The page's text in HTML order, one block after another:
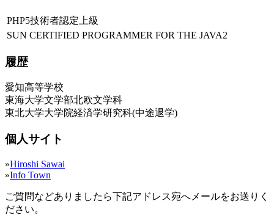
PHP5技術者認定上級
SUN CERTIFIED PROGRAMMER FOR THE JAVA2
履歴
愛知高等学校
東海大学文学部北欧文学科
東北大学大学院経済学研究科(中途退学)
個人サイト
»Hiroshi Sawai
»Info Town
ご質問などありましたら下記アドレス宛へメールをお送りく
ださい。